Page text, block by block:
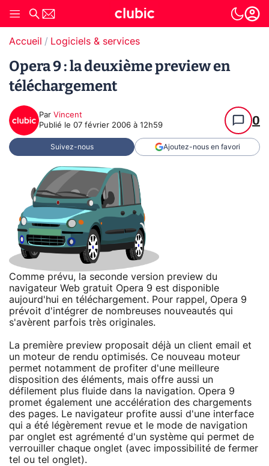
Accueil Logiciels & services
Opera 9 : la deuxième preview en
téléchargement
Par Vincent
Publié le 07 février 2006 à 12h59 0
Suivez-nous Ajoutez-nous en favori
Comme prévu, la seconde version preview du
navigateur Web gratuit Opera 9 est disponible
aujourd'hui en téléchargement. Pour rappel, Opera 9
prévoit d'intégrer de nombreuses nouveautés qui
s'avèrent parfois très originales.
La première preview proposait déjà un client email et
un moteur de rendu optimisés. Ce nouveau moteur
permet notamment de profiter d'une meilleure
disposition des éléments, mais offre aussi un
défilement plus fluide dans la navigation. Opera 9
promet également une accélération des chargements
des pages. Le navigateur profite aussi d'une interface
qui a été légèrement revue et le mode de navigation
par onglet est agrémenté d'un système qui permet de
verrouiller chaque onglet (avec impossibilité de fermer
tel ou tel onglet).